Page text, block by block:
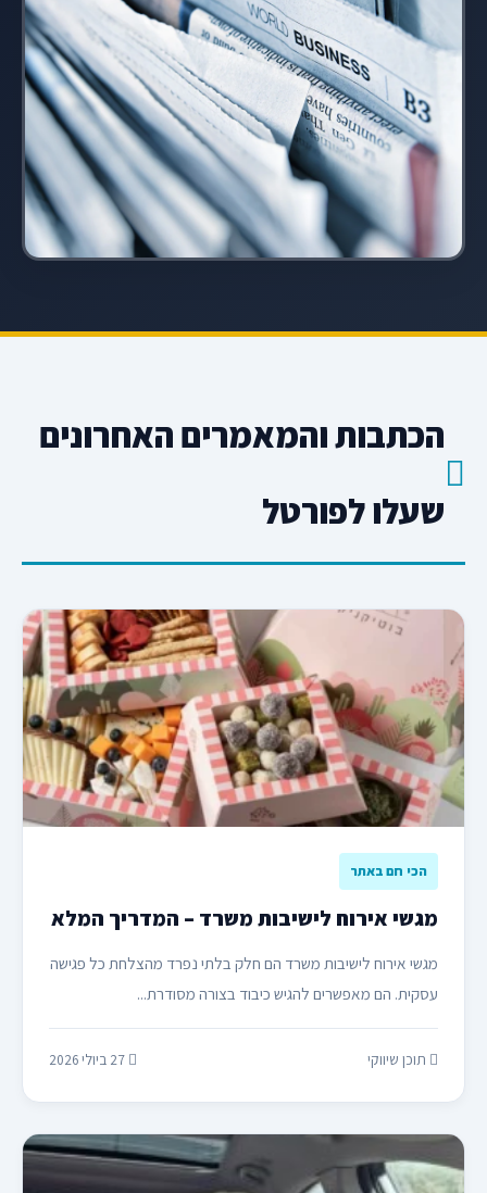
הכתבות והמאמרים האחרונים
שעלו לפורטל
הכי חם באתר
מגשי אירוח לישיבות משרד – המדריך המלא
מגשי אירוח לישיבות משרד הם חלק בלתי נפרד מהצלחת כל פגישה
עסקית. הם מאפשרים להגיש כיבוד בצורה מסודרת...
תוכן שיווקי